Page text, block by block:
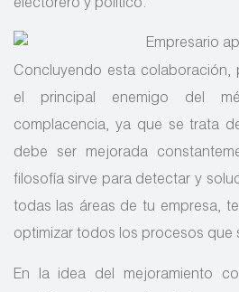
electorero y político.
Concluyendo esta colaboración,
el principal enemigo del
complacencia, ya que se trata
debe ser mejorada
filosofía sirve para detectar y
todas las áreas de tu empresa,
optimizar todos los procesos que
En la idea del mejoramiento